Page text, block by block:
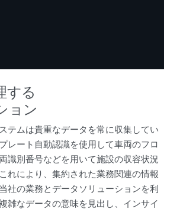
する
ョン
テムは貴重なデータを常に収集してい
レート自動認識を使用して車両のフロ
識別番号などを用いて施設の収容状況
れにより、集約された業務関連の情報
社の業務とデータソリューションを利
雑なデータの意味を見出し、インサイ